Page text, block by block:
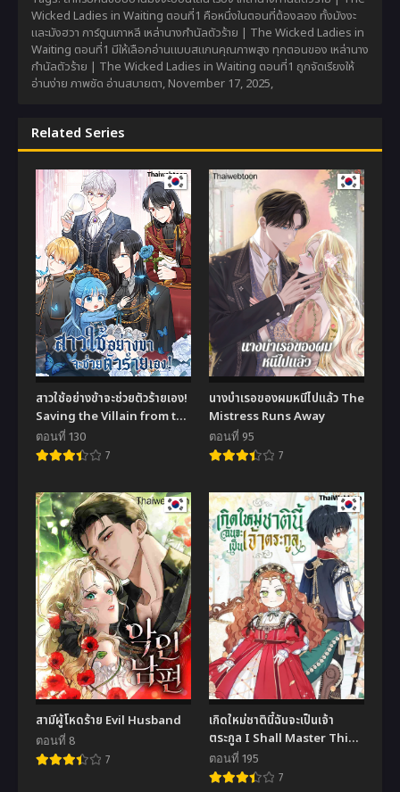
Wicked Ladies in Waiting ตอนที่1 คือหนึ่งในตอนที่ต้องลอง ทั้งมังงะ
และมังฮวา การ์ตูนเกาหลี เหล่านางกำนัลตัวร้าย | The Wicked Ladies in
Waiting ตอนที่1 มีให้เลือกอ่านแบบสแกนคุณภาพสูง ทุกตอนของ เหล่านาง
กำนัลตัวร้าย | The Wicked Ladies in Waiting ตอนที่1 ถูกจัดเรียงให้
อ่านง่าย ภาพชัด อ่านสบายตา, November 17, 2025,
Related Series
สาวใช้อย่างข้าจะช่วยตัวร้ายเอง!
Saving the Villain from the
Heroine
ตอนที่ 130
7
นางบำเรอของผมหนีไปแล้ว The
Mistress Runs Away
ตอนที่ 95
7
สามีผู้โหดร้าย Evil Husband
ตอนที่ 8
7
เกิดใหม่ชาตินี้ฉันจะเป็นเจ้า
ตระกูล I Shall Master This
Family
ตอนที่ 195
7